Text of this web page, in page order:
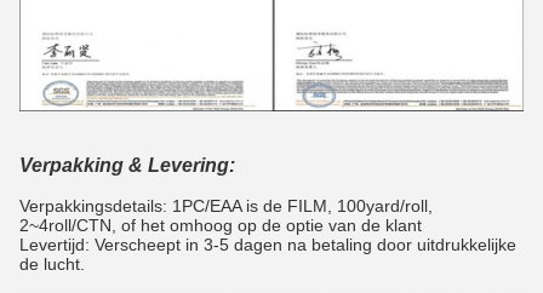
Verpakking & Levering:
Verpakkingsdetails: 1PC/EAA is de FILM, 100yard/roll,
2~4roll/CTN, of het omhoog op de optie van de klant
Levertijd: Verscheept in 3-5 dagen na betaling door uitdrukkelijke
de lucht.